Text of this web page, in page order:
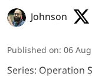
Johnson
Published on: 06
Series: Operation